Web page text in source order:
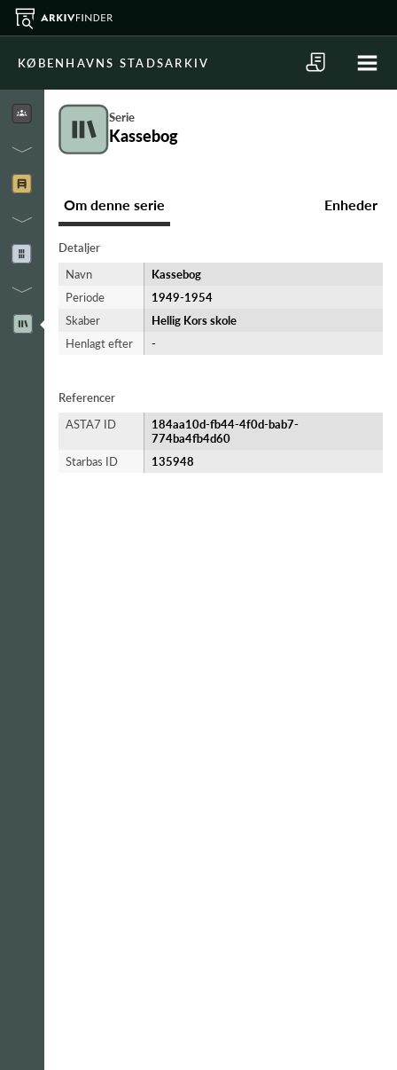
KØBENHAVNS STADSARKIV
Serie
Kassebog
Om denne serie Enheder
Detaljer
Navn
Kassebog
Periode
1949-​1954
Skaber
Hellig Kors skole
Henlagt efter
-
Referencer
ASTA7 ID
184aa10d-fb44-4f0d-bab7-
774ba4fb4d60
Starbas ID
135948